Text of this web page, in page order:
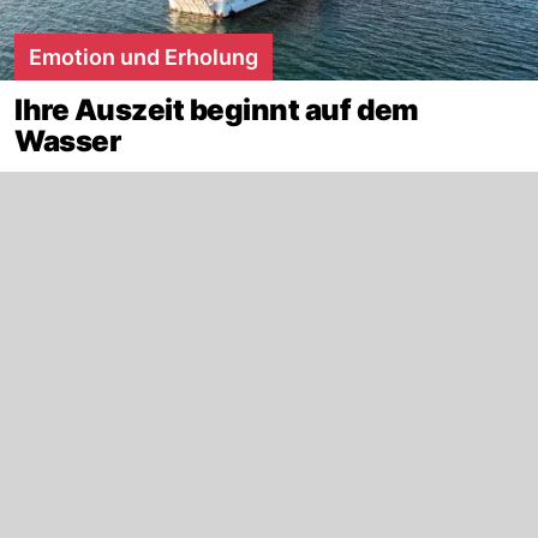
Emotion und Erholung
Ihre Auszeit beginnt auf dem
Wasser